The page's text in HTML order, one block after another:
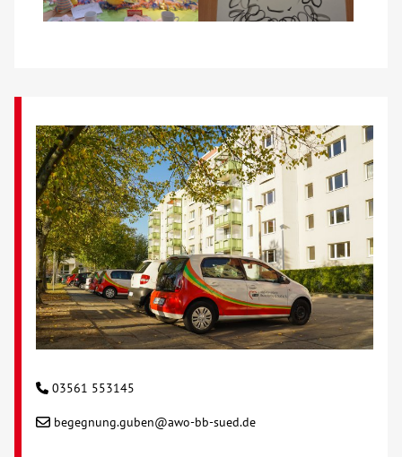
AWO BB Süd
03561 553145
begegnung.guben@awo-bb-sued.de